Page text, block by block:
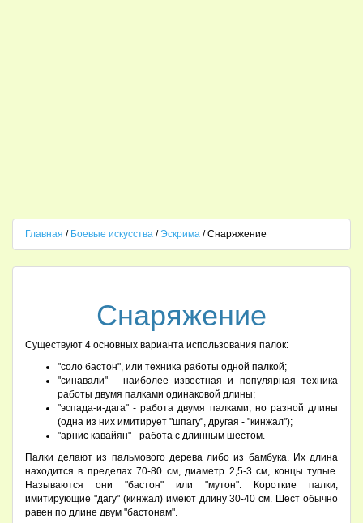
Главная / Боевые искусства /Эскрима / Снаряжение
Снаряжение
Существуют 4 основных варианта использования палок:
"соло бастон", или техника работы одной палкой;
"синавали" - наиболее известная и популярная техника
работы двумя палками одинаковой длины;
"эспада-и-дага" - работа двумя палками, но разной длины
(одна из них имитирует "шпагу", другая - "кинжал");
"арнис кавайян" - работа с длинным шестом.
Палки делают из пальмового дерева либо из бамбука. Их длина
находится в пределах 70-80 см, диаметр 2,5-3 см, концы тупые.
Называются они "бастон" или "мутон". Короткие палки,
имитирующие "дагу" (кинжал) имеют длину 30-40 см. Шест обычно
равен по длине двум "бастонам".